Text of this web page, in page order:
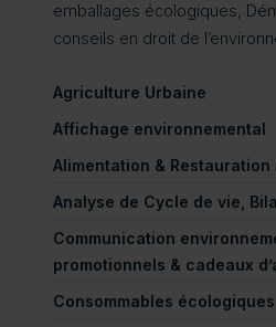
emballages écologiques,
conseils en droit de
Agriculture Urbaine
Affichage environnemental
Alimentation &
Analyse de Cycle de vie,
Communication
promotionnels & cadeaux
Consommables écologiques